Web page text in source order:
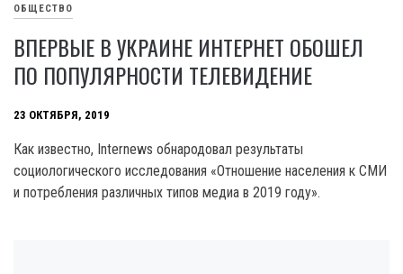
ОБЩЕСТВО
ВПЕРВЫЕ В УКРАИНЕ ИНТЕРНЕТ ОБОШЕЛ
ПО ПОПУЛЯРНОСТИ ТЕЛЕВИДЕНИЕ
23 ОКТЯБРЯ, 2019
Как известно, Internews обнародовал результаты
социологического исследования «Отношение населения к СМИ
и потребления различных типов медиа в 2019 году».